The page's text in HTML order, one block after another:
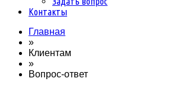
Контакты
Главная
»
Клиентам
»
Вопрос-ответ